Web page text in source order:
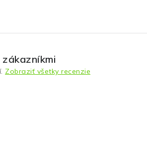
zákazníkmi
Zobraziť všetky recenzie